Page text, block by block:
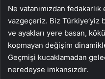
Ne vatanımızdan
vazgeçeriz. Biz Türkiye’yiz
ve ayakları yere basan,
kopmayan değişim
Geçmişi kucaklamadan
neredeyse imkansızdır.